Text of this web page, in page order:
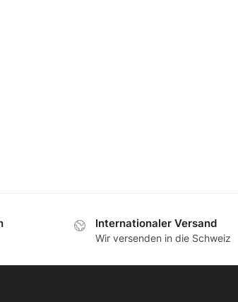
Internationaler Versand
Wir versenden in die Schweiz